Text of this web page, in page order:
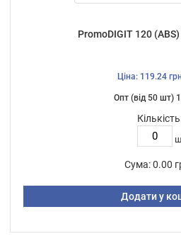
PromoDIGIT 120
Ціна: 119.24
Опт (від 50 шт)
Сума: 0.00
Додати у